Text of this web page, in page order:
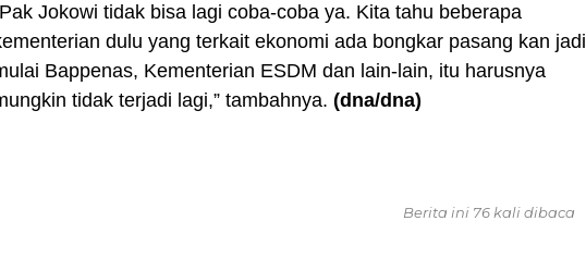
Jokowi tidak bisa lagi coba-coba ya. Kita tahu beberapa
dulu yang terkait ekonomi ada bongkar pasang kan jadi
Bappenas, Kementerian ESDM dan lain-lain, itu harusnya
tidak terjadi lagi,” tambahnya. (dna/dna)
Berita ini 76 kali dibaca